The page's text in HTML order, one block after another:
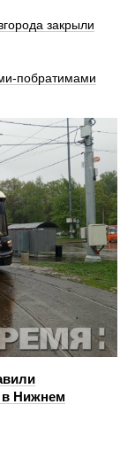
закрыли
побратимами
в Нижнем